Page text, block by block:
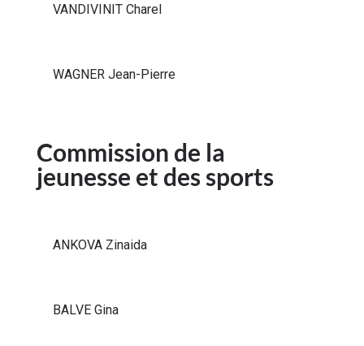
VANDIVINIT Charel
WAGNER Jean-Pierre
Commission de la
jeunesse et des sports
ANKOVA Zinaida
BALVE Gina